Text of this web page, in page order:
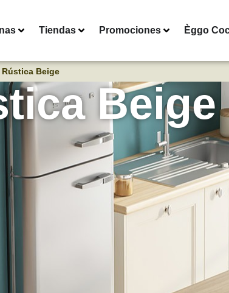
Tiendas Promociones Èggo
Beige
Beige